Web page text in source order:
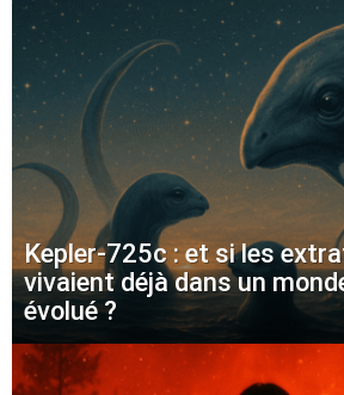
Kepler-725c : et si les
vivaient déjà dans un
évolué ?